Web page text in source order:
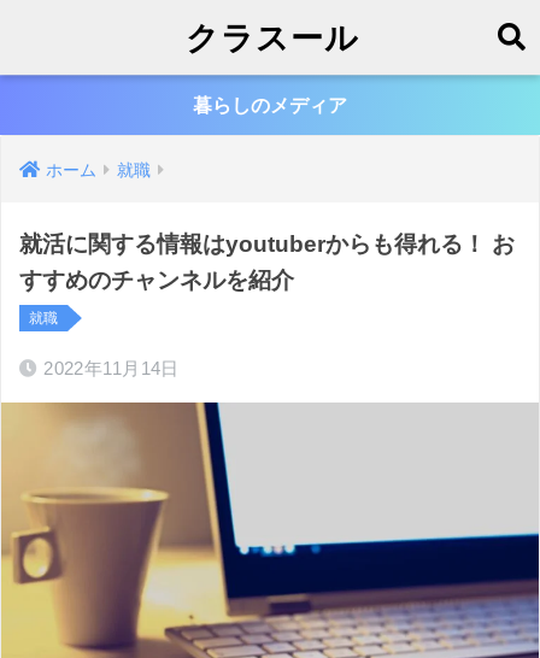
クラスール
暮らしのメディア
ホーム 就職
就活に関する情報はyoutuberからも得れる！ お
すすめのチャンネルを紹介
就職
2022年11月14日